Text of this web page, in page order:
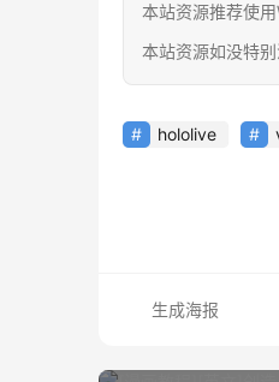
本站资源推荐使
本站资源如没特
hololive
生成海报